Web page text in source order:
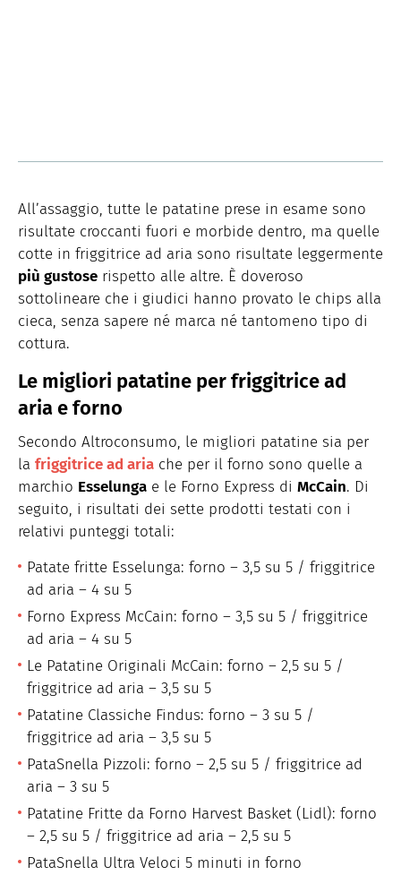
All’assaggio, tutte le patatine prese in esame sono
risultate croccanti fuori e morbide dentro, ma quelle
cotte in friggitrice ad aria sono risultate leggermente
più gustose rispetto alle altre. È doveroso
sottolineare che i giudici hanno provato le chips alla
cieca, senza sapere né marca né tantomeno tipo di
cottura.
Le migliori patatine per friggitrice ad
aria e forno
Secondo Altroconsumo, le migliori patatine sia per
la friggitrice ad aria che per il forno sono quelle a
marchio Esselunga e le Forno Express di McCain. Di
seguito, i risultati dei sette prodotti testati con i
relativi punteggi totali:
Patate fritte Esselunga: forno – 3,5 su 5 / friggitrice
ad aria – 4 su 5
Forno Express McCain: forno – 3,5 su 5 / friggitrice
ad aria – 4 su 5
Le Patatine Originali McCain: forno – 2,5 su 5 /
friggitrice ad aria – 3,5 su 5
Patatine Classiche Findus: forno – 3 su 5 /
friggitrice ad aria – 3,5 su 5
PataSnella Pizzoli: forno – 2,5 su 5 / friggitrice ad
aria – 3 su 5
Patatine Fritte da Forno Harvest Basket (Lidl): forno
– 2,5 su 5 / friggitrice ad aria – 2,5 su 5
PataSnella Ultra Veloci 5 minuti in forno